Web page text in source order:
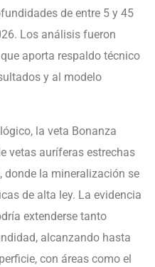
de entre 5 y 45
Los análisis fueron
aporta respaldo técnico
y al modelo
la veta Bonanza
vetas auríferas estrechas
donde la mineralización se
de alta ley. La evidencia
extenderse tanto
alcanzando hasta
con áreas como el